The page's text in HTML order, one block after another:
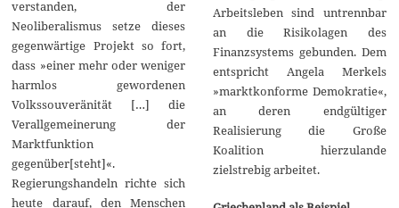
verstanden, der
Neoliberalismus setze dieses
gegenwärtige Projekt so fort,
dass »einer mehr oder weniger
harmlos gewordenen
Volkssouveränität […] die
Verallgemeinerung der
Marktfunktion
gegenüber[steht]«.
Regierungshandeln richte sich
heute darauf, den Menschen
Arbeitsleben sind untrennbar
an die Risikolagen des
Finanzsystems gebunden. Dem
entspricht Angela Merkels
»marktkonforme Demokratie«,
an deren endgültiger
Realisierung die Große
Koalition hierzulande
zielstrebig arbeitet.